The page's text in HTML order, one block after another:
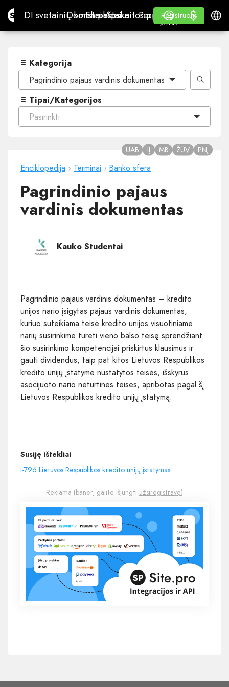
Site.proDI svetainių konstruktorius
DI svetainių konstruktorius
Domenai
DomenaiEl. paštas
El. paštasApskaitos programa
Apskaitos programa
Perpardavėjams
„WHITE LABEL“
Mokymasis
Mokymasis
Registruotis
Registruotis
Prisijungti
$
$
Kategorija
Pagrindinio pajaus vardinis dokumentas
Tipai/Kategorijos
Pasirinkti
Enciklopedija › Terminai › Banko sfera
Pagrindinio pajaus
vardinis dokumentas
UAB IĮ MB ŽŪV PNĮ
Kauko Studentai
Pagrindinio pajaus vardinis dokumentas – kredito
unijos nario įsigytas pajaus vardinis dokumentas,
kuriuo suteikiama teisė kredito unijos visuotiniame
narių susirinkime turėti vieno balso teisę sprendžiant
šio susirinkimo kompetencijai priskirtus klausimus ir
gauti dividendus, taip pat kitos Lietuvos Respublikos
kredito unijų įstatyme nustatytos teisės, išskyrus
asocijuoto nario neturtines teises, apribotas pagal šį
Lietuvos Respublikos kredito unijų įstatymą.
Susiję ištekliai
I-796 Lietuvos Respublikos kredito unijų įstatymas
Reklama (banerį galite išjungti užsiregistravę)